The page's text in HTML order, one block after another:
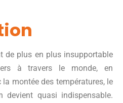
de plus en plus insupportable
à travers le monde, en
montée des températures, le
devient quasi indispensable.